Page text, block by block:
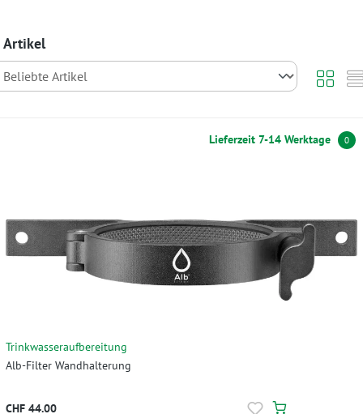
Artikel
Lieferzeit 7-14 Werktage 0
Trinkwasseraufbereitung
Alb-Filter Wandhalterung
CHF 44.00